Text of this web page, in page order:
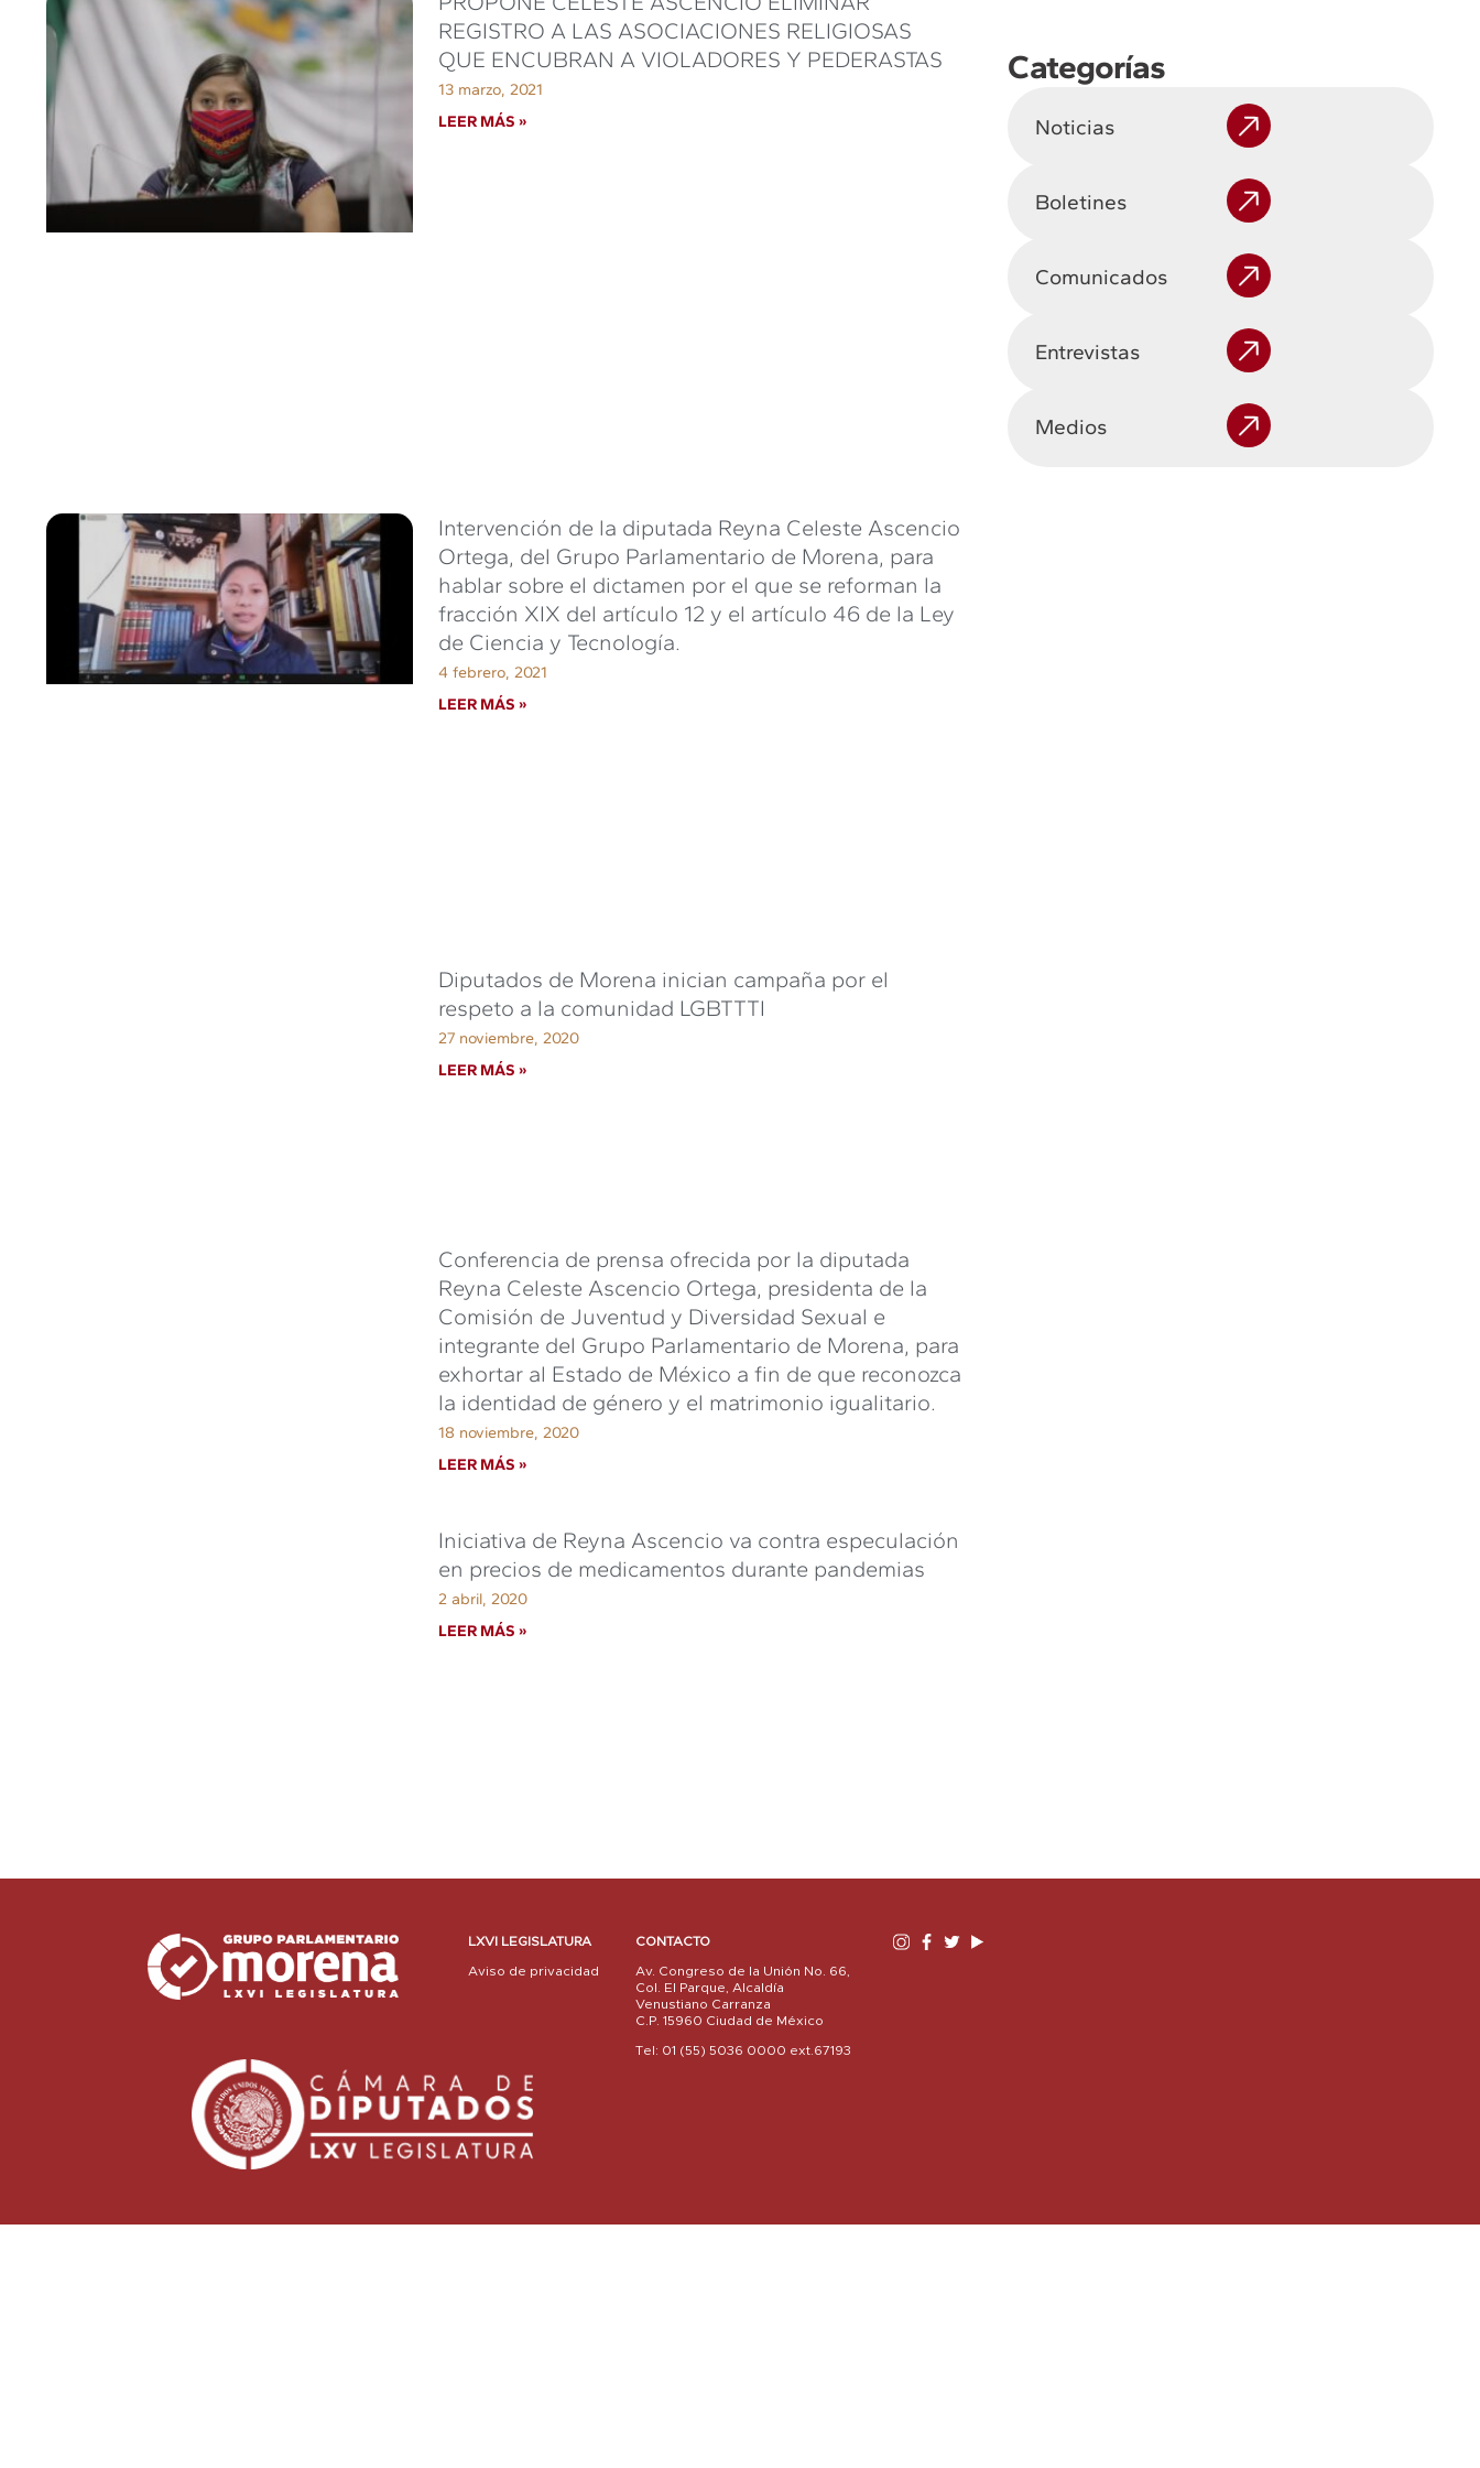
REGISTRO A LAS ASOCIACIONES RELIGIOSAS
QUE ENCUBRAN A VIOLADORES Y PEDERASTAS
13 marzo, 2021
LEER MÁS »
Intervención de la diputada Reyna Celeste Ascencio
Ortega, del Grupo Parlamentario de Morena, para
hablar sobre el dictamen por el que se reforman la
fracción XIX del artículo 12 y el artículo 46 de la Ley
de Ciencia y Tecnología.
4 febrero, 2021
LEER MÁS »
Diputados de Morena inician campaña por el
respeto a la comunidad LGBTTTI
27 noviembre, 2020
LEER MÁS »
Conferencia de prensa ofrecida por la diputada
Reyna Celeste Ascencio Ortega, presidenta de la
Comisión de Juventud y Diversidad Sexual e
integrante del Grupo Parlamentario de Morena, para
exhortar al Estado de México a fin de que reconozca
la identidad de género y el matrimonio igualitario.
18 noviembre, 2020
LEER MÁS »
Iniciativa de Reyna Ascencio va contra especulación
en precios de medicamentos durante pandemias
2 abril, 2020
LEER MÁS »
Categorías
Noticias
Boletines
Comunicados
Entrevistas
Medios
LXVI LEGISLATURA
Aviso de privacidad
CONTACTO
Av. Congreso de la Unión No. 66,
Col. El Parque, Alcaldía
Venustiano Carranza
C.P. 15960 Ciudad de México
Tel: 01 (55) 5036 0000 ext.67193